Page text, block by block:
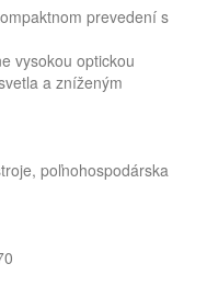
prevedení s
vysokou optickou
a zníženým
poľnohospodárska